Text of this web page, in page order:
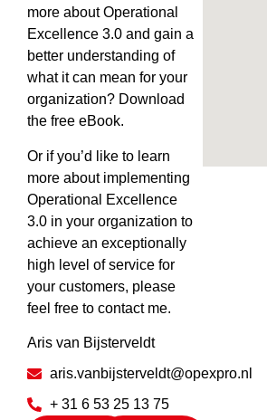
more about Operational
Excellence 3.0 and gain a
better understanding of
what it can mean for your
organization? Download
the free eBook.
Or if you’d like to learn
more about implementing
Operational Excellence
3.0 in your organization to
achieve an exceptionally
high level of service for
your customers, please
feel free to contact me.
Aris van Bijsterveldt
aris.vanbijsterveldt@opexpro.nl
+ 31 6 53 25 13 75